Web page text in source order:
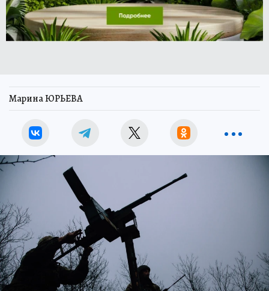
Марина ЮРЬЕВА